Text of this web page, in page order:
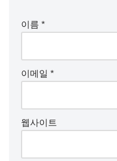
이름 *
이메일 *
웹사이트